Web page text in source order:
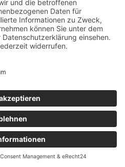
Datenschutz­
Zipline Area
widerrufen